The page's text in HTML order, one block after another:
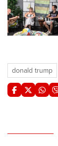
donald trump